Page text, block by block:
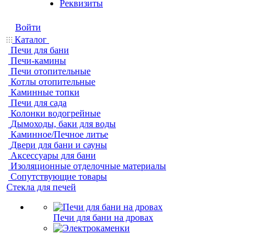
Реквизиты
Войти
Каталог
Печи для бани
Печи-камины
Печи отопительные
Котлы отопительные
Каминные топки
Печи для сада
Колонки водогрейные
Дымоходы, баки для воды
Каминное/Печное литье
Двери для бани и сауны
Аксессуары для бани
Изоляционные отделочные материалы
Сопутствующие товары
Стекла для печей
Печи для бани на дровах